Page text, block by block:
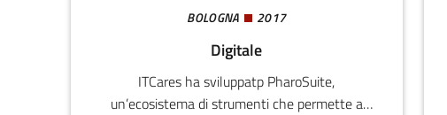
BOLOGNA 2017
Digitale
ITCares ha sviluppatp PharoSuite,
un’ecosistema di strumenti che permette a